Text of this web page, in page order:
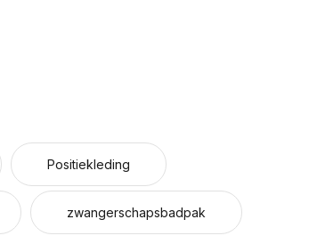
Positiekleding
zwangerschapsbadpak